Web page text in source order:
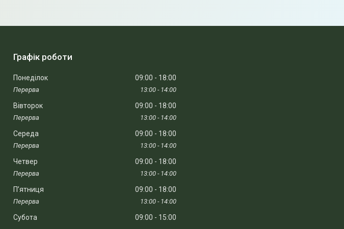
Графік роботи
Понеділок 09:00 18:00
13:00 14:00
Вівторок 09:00 18:00
13:00 14:00
Середа 09:00 18:00
13:00 14:00
Четвер 09:00 18:00
13:00 14:00
Пʼятниця 09:00 18:00
13:00 14:00
Субота 09:00
15:00